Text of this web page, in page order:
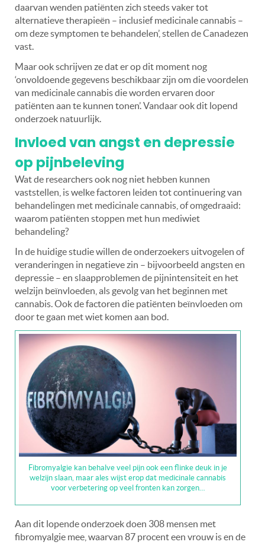
daarvan wenden patiënten zich steeds vaker tot
alternatieve therapieën – inclusief medicinale cannabis –
om deze symptomen te behandelen’, stellen de Canadezen
vast.
Maar ook schrijven ze dat er op dit moment nog
‘onvoldoende gegevens beschikbaar zijn om die voordelen
van medicinale cannabis die worden ervaren door
patiënten aan te kunnen tonen’. Vandaar ook dit lopend
onderzoek natuurlijk.
Invloed van angst en depressie
op pijnbeleving
Wat de researchers ook nog niet hebben kunnen
vaststellen, is welke factoren leiden tot continuering van
behandelingen met medicinale cannabis, of omgedraaid:
waarom patiënten stoppen met hun mediwiet
behandeling?
In de huidige studie willen de onderzoekers uitvogelen of
veranderingen in negatieve zin – bijvoorbeeld angsten en
depressie – en slaapproblemen de pijnintensiteit en het
welzijn beïnvloeden, als gevolg van het beginnen met
cannabis. Ook de factoren die patiënten beïnvloeden om
door te gaan met wiet komen aan bod.
Fibromyalgie kan behalve veel pijn ook een flinke deuk in je
welzijn slaan, maar ales wijst erop dat medicinale cannabis
voor verbetering op veel fronten kan zorgen…
Aan dit lopende onderzoek doen 308 mensen met
fibromyalgie mee, waarvan 87 procent een vrouw is en de